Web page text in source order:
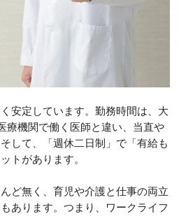
安定しています。勤務時間は、大
療機関で働く医師と違い、当直や
して、「週休二日制」で「有給も
トがあります。
ど無く、育児や介護と仕事の両立
あります。つまり、ワークライフ